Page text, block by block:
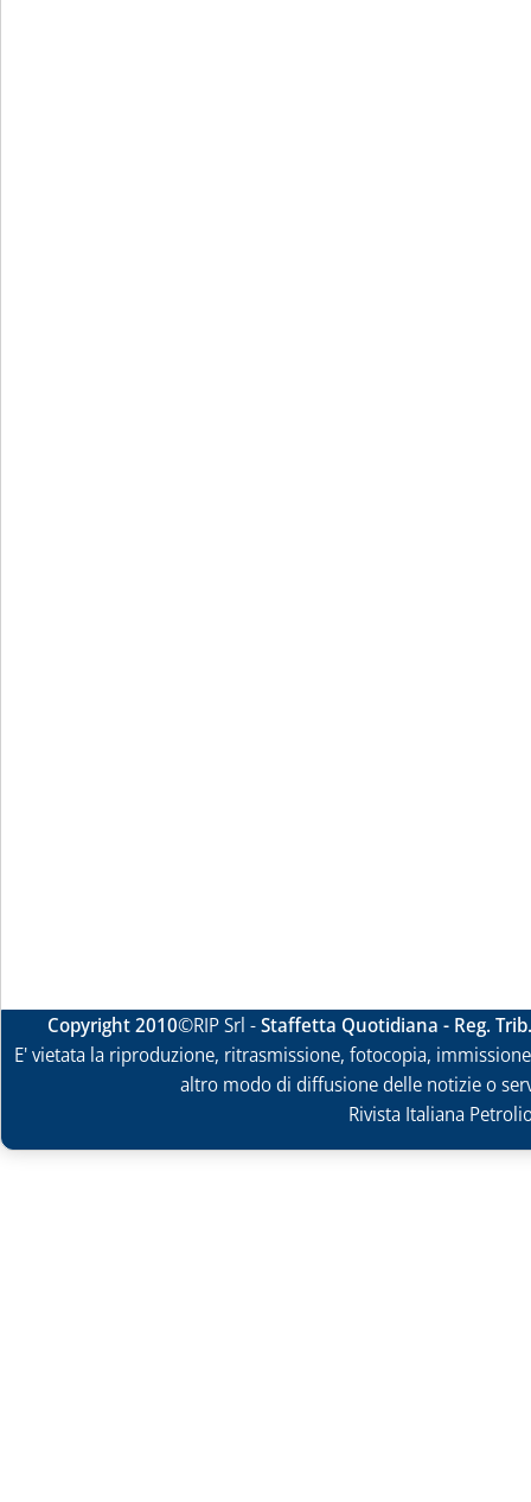
Copyright 2010©RIP Srl -Staffetta Quotidiana - Reg.
E' vietata la riproduzione, ritrasmissione, fotocopia,
altro modo di diffusione delle notizie o
Rivista Italiana